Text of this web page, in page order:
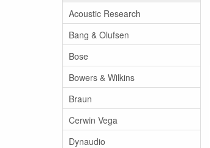
Acoustic Research
Bang & Olufsen
Bose
Bowers & Wilkins
Braun
Cerwin Vega
Dynaudio